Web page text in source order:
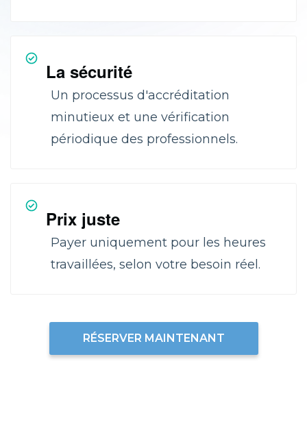
La sécurité
Un processus d'accréditation
minutieux et une vérification
périodique des professionnels.
Prix juste
Payer uniquement pour les heures
travaillées, selon votre besoin réel.
RÉSERVER MAINTENANT